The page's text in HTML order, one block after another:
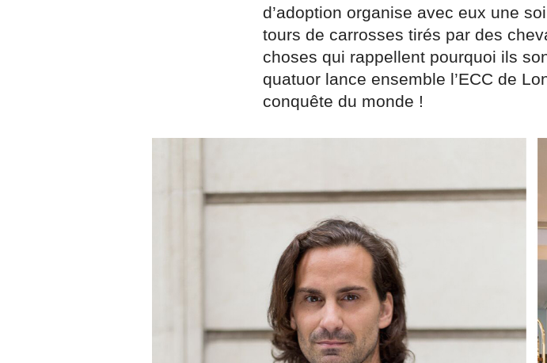
d’adoption organise avec eux une
tours de carrosses tirés par des
choses qui rappellent pourquoi ils
quatuor lance ensemble l’ECC de
conquête du monde !